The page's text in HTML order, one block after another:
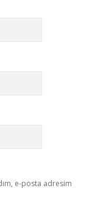
e-posta adresim